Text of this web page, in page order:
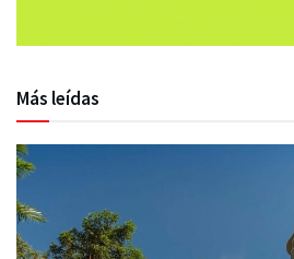
Más leídas